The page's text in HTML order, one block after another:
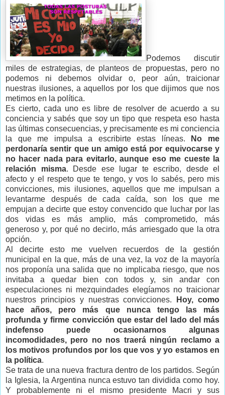
Podemos discutir
miles de estrategias, de planteos de propuestas, pero no
podemos ni debemos olvidar o, peor aún, traicionar
nuestras ilusiones, a aquellos por los que dijimos que nos
metimos en la política.
Es cierto, cada uno es libre de resolver de acuerdo a su
conciencia y sabés que soy un tipo que respeta eso hasta
las últimas consecuencias, y precisamente es mi conciencia
la que me impulsa a escribirte estas líneas.
No me
perdonaría sentir que un amigo está por equivocarse y
no hacer nada para evitarlo, aunque eso me cueste la
relación misma. Desde ese lugar te escribo, desde el
afecto y el respeto que te tengo, y vos lo sabés, pero mis
convicciones, mis ilusiones, aquellos que me impulsan a
levantarme después de cada caída, son los que me
empujan a decirte que estoy convencido que luchar por las
dos vidas es más amplio, más comprometido, más
generoso y, por qué no decirlo, más arriesgado que la otra
opción.
Al decirte esto me vuelven recuerdos de la gestión
municipal en la que, más de una vez, la voz de la mayoría
nos proponía una salida que no implicaba riesgo, que nos
invitaba a quedar bien con todos y, sin andar con
especulaciones ni mezquindades elegíamos no traicionar
nuestros principios y nuestras convicciones.
Hoy, como
hace años, pero más que nunca tengo las más
profunda y firme convicción que estar del lado del más
indefenso puede ocasionarnos algunas
incomodidades, pero no nos traerá ningún reclamo a
los motivos profundos por los que vos y yo estamos en
la política.
Se trata de una nueva fractura dentro de los partidos. Según
la Iglesia, la Argentina nunca estuvo tan dividida como hoy.
Y probablemente ni el mismo presidente Macri y sus